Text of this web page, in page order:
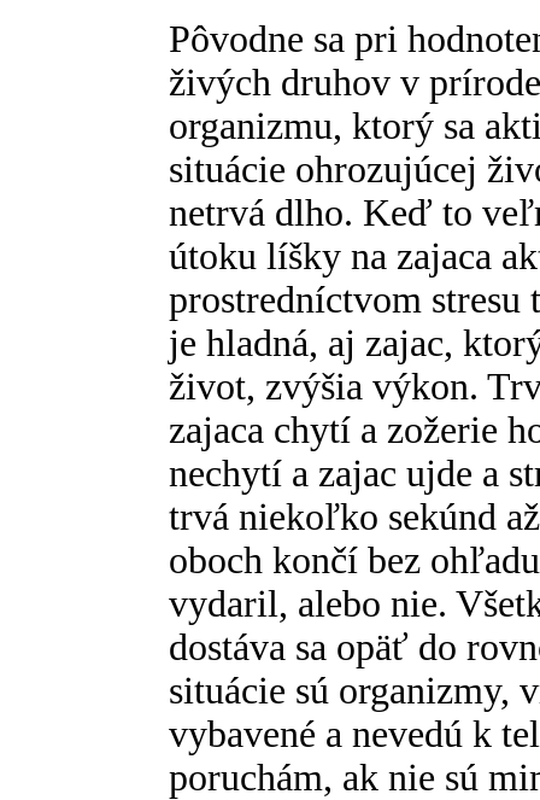
Pôvodne sa pri
živých druhov v
organizmu, ktorý sa
situácie ohrozujúcej
netrvá dlho. Keď to
útoku líšky na zajaca
prostredníctvom stresu
je hladná, aj zajac,
život, zvýšia výkon.
zajaca chytí a zožerie
nechytí a zajac ujde a
trvá niekoľko sekúnd
oboch končí bez
vydaril, alebo nie.
dostáva sa opäť do
situácie sú organizmy,
vybavené a nevedú k
poruchám, ak nie sú